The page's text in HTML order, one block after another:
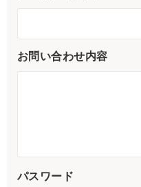
お問い合わせ内容
パスワード